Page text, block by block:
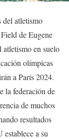
del atletismo
de Eugene
atletismo en suelo
olímpicas
a París 2024.
la federación de
de muchos
resultados
a su